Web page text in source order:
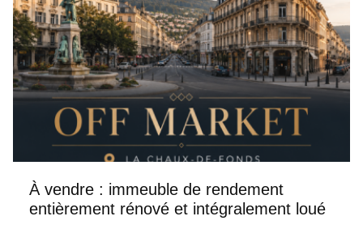
À vendre : immeuble de rendement
entièrement rénové et intégralement loué